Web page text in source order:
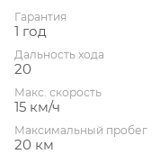
Гарантия
1 год
Дальность хода
20
Макс. скорость
15 км/ч
Максимальный пробег
20 км